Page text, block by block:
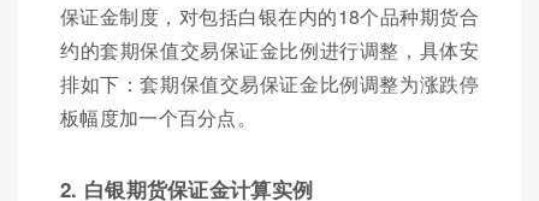
保证金制度，对包括白银在内的18个品种期货合
约的套期保值交易保证金比例进行调整，具体安
排如下：套期保值交易保证金比例调整为涨跌停
板幅度加一个百分点。
2. 白银期货保证金计算实例